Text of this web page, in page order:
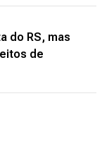
do RS, mas
de